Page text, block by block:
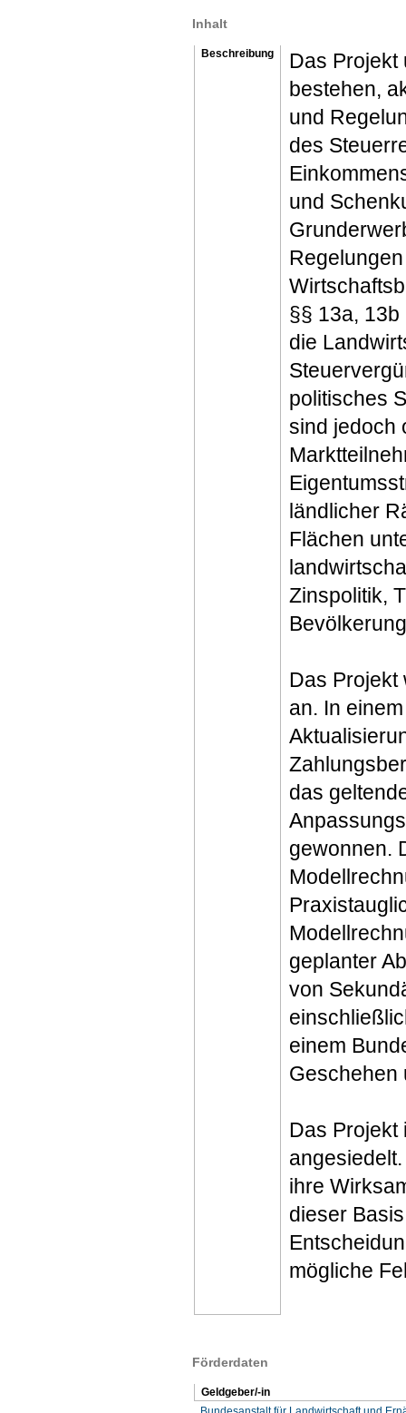
Inhalt
Beschreibung
Das Projekt
bestehen,
und
des
und
§§ 13a,
die
politisches
sind jedoch
ländlicher
Flächen
Zinspolitik,
Das Projekt
an. In
das
gewonnen.
geplanter
von
einem
Geschehen
Das Projekt
ihre
dieser
mögliche
Förderdaten
Geldgeber/-in